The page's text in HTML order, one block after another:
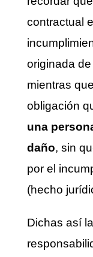
contractual
originada
mientras
obligación
una
daño, sin
por el
(hecho
Dichas así